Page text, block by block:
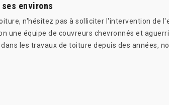
environs
n'hésitez pas à solliciter l'intervention de
une équipe de couvreurs chevronnés et
les travaux de toiture depuis des années,